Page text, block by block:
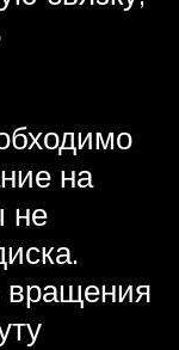
на
не
вращения